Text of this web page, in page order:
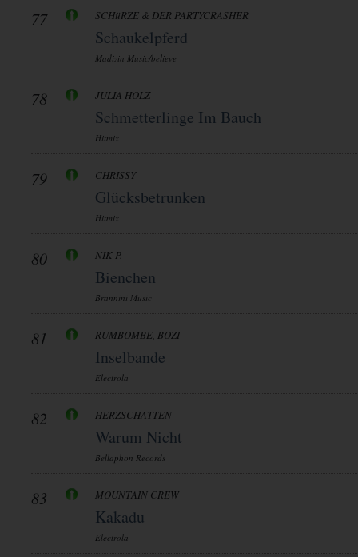
77 SCHüRZE & DER PARTYCRASHER
Schaukelpferd
Madizin Music/believe
78 JULIA HOLZ
Schmetterlinge Im Bauch
Hitmix
79 CHRISSY
Glücksbetrunken
Hitmix
80 NIK P.
Bienchen
Brannini Music
81 RUMBOMBE, BOZI
Inselbande
Electrola
82 HERZSCHATTEN
Warum Nicht
Bellaphon Records
83 MOUNTAIN CREW
Kakadu
Electrola